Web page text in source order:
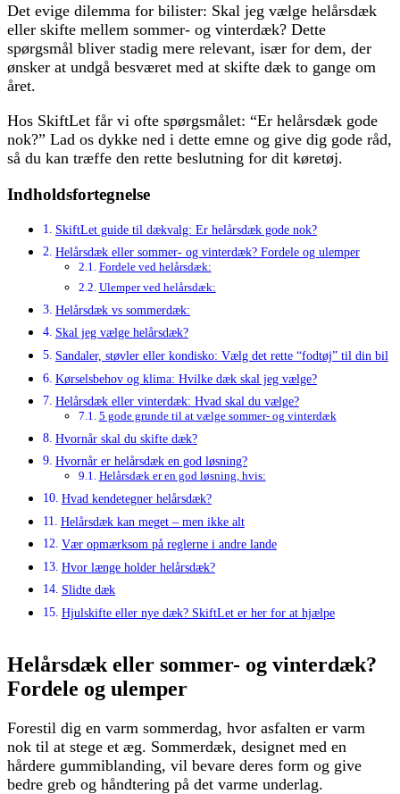
Det evige dilemma for bilister: Skal jeg vælge helårsdæk
eller skifte mellem sommer- og vinterdæk? Dette
spørgsmål bliver stadig mere relevant, især for dem, der
ønsker at undgå besværet med at skifte dæk to gange om
året.
Hos SkiftLet får vi ofte spørgsmålet: “Er helårsdæk gode
nok?” Lad os dykke ned i dette emne og give dig gode råd,
så du kan træffe den rette beslutning for dit køretøj.
Indholdsfortegnelse
SkiftLet guide til dækvalg: Er helårsdæk gode nok?
Helårsdæk eller sommer- og vinterdæk? Fordele og ulemper
Fordele ved helårsdæk:
Ulemper ved helårsdæk:
Helårsdæk vs sommerdæk:
Skal jeg vælge helårsdæk?
Sandaler, støvler eller kondisko: Vælg det rette “fodtøj” til din bil
Kørselsbehov og klima: Hvilke dæk skal jeg vælge?
Helårsdæk eller vinterdæk: Hvad skal du vælge?
5 gode grunde til at vælge sommer- og vinterdæk
Hvornår skal du skifte dæk?
Hvornår er helårsdæk en god løsning?
Helårsdæk er en god løsning, hvis:
Hvad kendetegner helårsdæk?
Helårsdæk kan meget – men ikke alt
Vær opmærksom på reglerne i andre lande
Hvor længe holder helårsdæk?
Slidte dæk
Hjulskifte eller nye dæk? SkiftLet er her for at hjælpe
Helårsdæk eller sommer- og vinterdæk?
Fordele og ulemper
Forestil dig en varm sommerdag, hvor asfalten er varm
nok til at stege et æg. Sommerdæk, designet med en
hårdere gummiblanding, vil bevare deres form og give
bedre greb og håndtering på det varme underlag.